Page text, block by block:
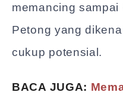
memancing
Petong yang
cukup potensial.
BACA JUGA: